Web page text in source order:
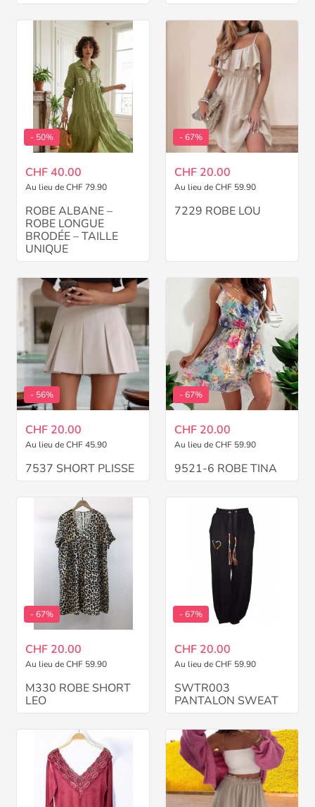
- 50%
CHF 40.00
Au lieu de CHF 79.90
ROBE ALBANE –
ROBE LONGUE
BRODÉE – TAILLE
UNIQUE
- 67%
CHF 20.00
Au lieu de CHF 59.90
7229 ROBE LOU
- 56%
CHF 20.00
Au lieu de CHF 45.90
7537 SHORT PLISSE
- 67%
CHF 20.00
Au lieu de CHF 59.90
9521-6 ROBE TINA
- 67%
CHF 20.00
Au lieu de CHF 59.90
M330 ROBE SHORT
LEO
- 67%
CHF 20.00
Au lieu de CHF 59.90
SWTR003
PANTALON SWEAT